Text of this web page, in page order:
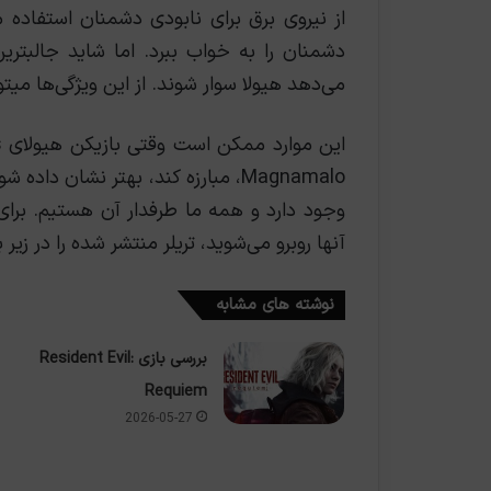
می‌دهد هیولا سوار شوند. از این ویژگی‌ها
وجود دارد و همه ما طرفدار آن هستیم.
آنها روبرو می‌شوید، تریلر منتشر شده را در
نوشته های مشابه
بررسی بازی Resident Evil:
Requiem
2026-05-27